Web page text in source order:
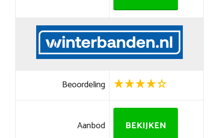
Beoordeling
Aanbod BEKIJKEN